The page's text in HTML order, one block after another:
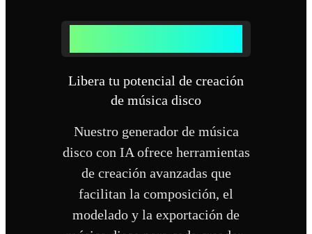
Libera tu potencial de creación
de música disco
Nuestro generador de música
disco con IA ofrece herramientas
de creación avanzadas que
facilitan la composición, el
modelado y la exportación de